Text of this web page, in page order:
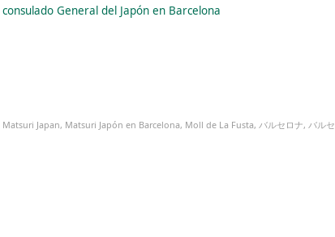
consulado General del Japón en Barcelona
Matsuri Japan, Matsuri Japón en Barcelona, Moll de La Fusta, バルセロナ, バルセ